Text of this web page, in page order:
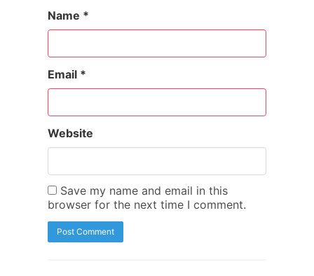
Name *
Email *
Website
Save my name and email in this
browser for the next time I comment.